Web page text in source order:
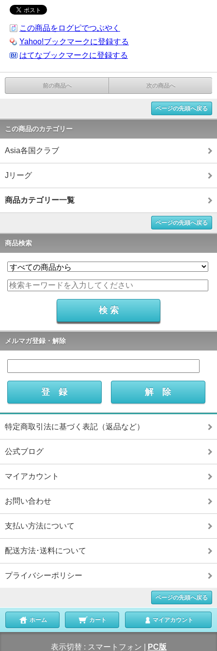
この商品をログピでつぶやく
Yahoo!ブックマークに登録する
はてなブックマークに登録する
前の商品へ 次の商品へ
ページの先頭へ戻る
この商品のカテゴリー
Asia各国クラブ
Jリーグ
商品カテゴリー一覧
ページの先頭へ戻る
商品検索
メルマガ登録・解除
特定商取引法に基づく表記（返品など）
公式ブログ
マイアカウント
お問い合わせ
支払い方法について
配送方法･送料について
プライバシーポリシー
ページの先頭へ戻る
ホーム カート マイアカウント
表示切替 : スマートフォン PC版